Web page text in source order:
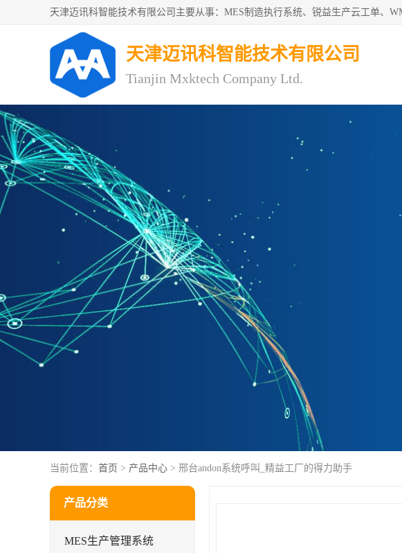
天津迈讯科智能技术有限公司
Tianjin Mxktech Company Ltd.
当前位置： 首页 > 产品中心 > 邢台andon系统呼叫_精益工厂的得力助手
产品分类
MES生产管理系统